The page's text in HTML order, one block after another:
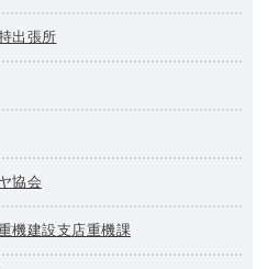
出張所
協会
機建設支店重機課